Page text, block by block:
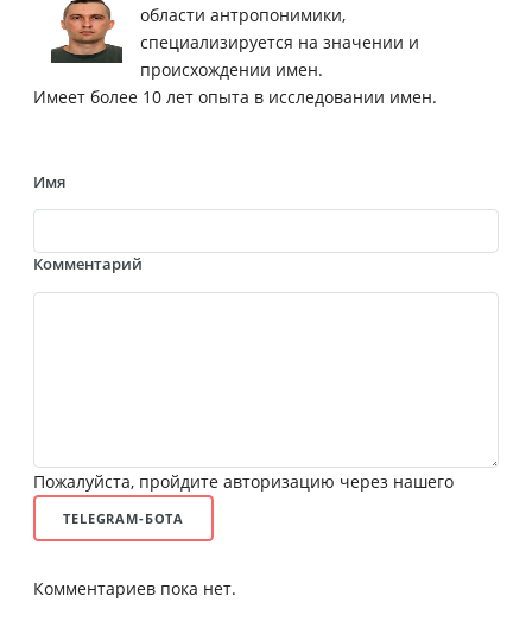
области антропонимики,
специализируется на значении и
происхождении имен.
Имеет более 10 лет опыта в исследовании имен.
Имя
Комментарий
Пожалуйста, пройдите авторизацию через нашего
TELEGRAM-БОТА
Комментариев пока нет.